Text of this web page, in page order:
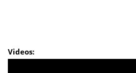
Videos: